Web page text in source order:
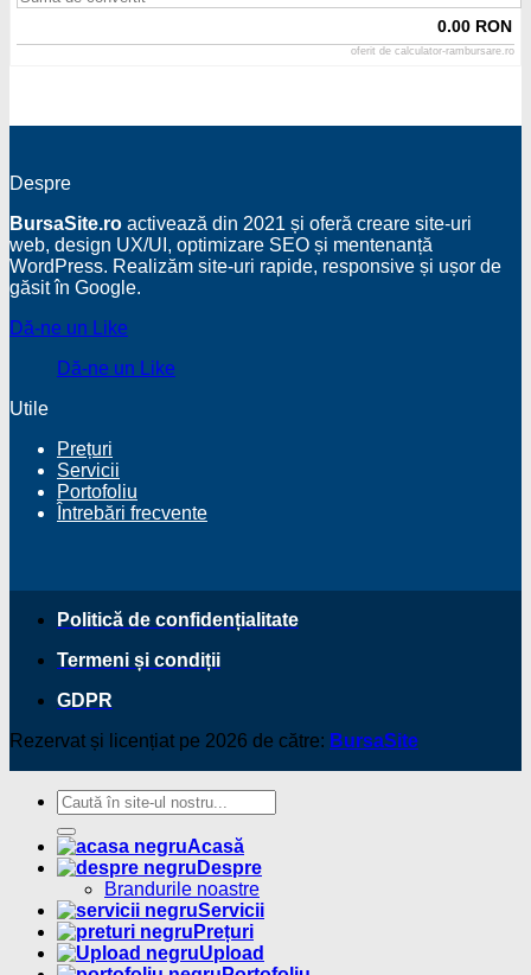
0.00 RON
oferit decalculator-rambursare.ro
Despre
BursaSite.ro activează din 2021 și oferă creare site-uri
web, design UX/UI, optimizare SEO și mentenanță
WordPress. Realizăm site-uri rapide, responsive și ușor de
găsit în Google.
Dă-ne un Like
Dă-ne un Like
Utile
Prețuri
Servicii
Portofoliu
Întrebări frecvente
Politică de confidențialitate
Termeni și condiții
GDPR
Rezervat și licențiat pe 2026 de către: BursaSite
Acasă
Despre
Brandurile noastre
Servicii
Prețuri
Upload